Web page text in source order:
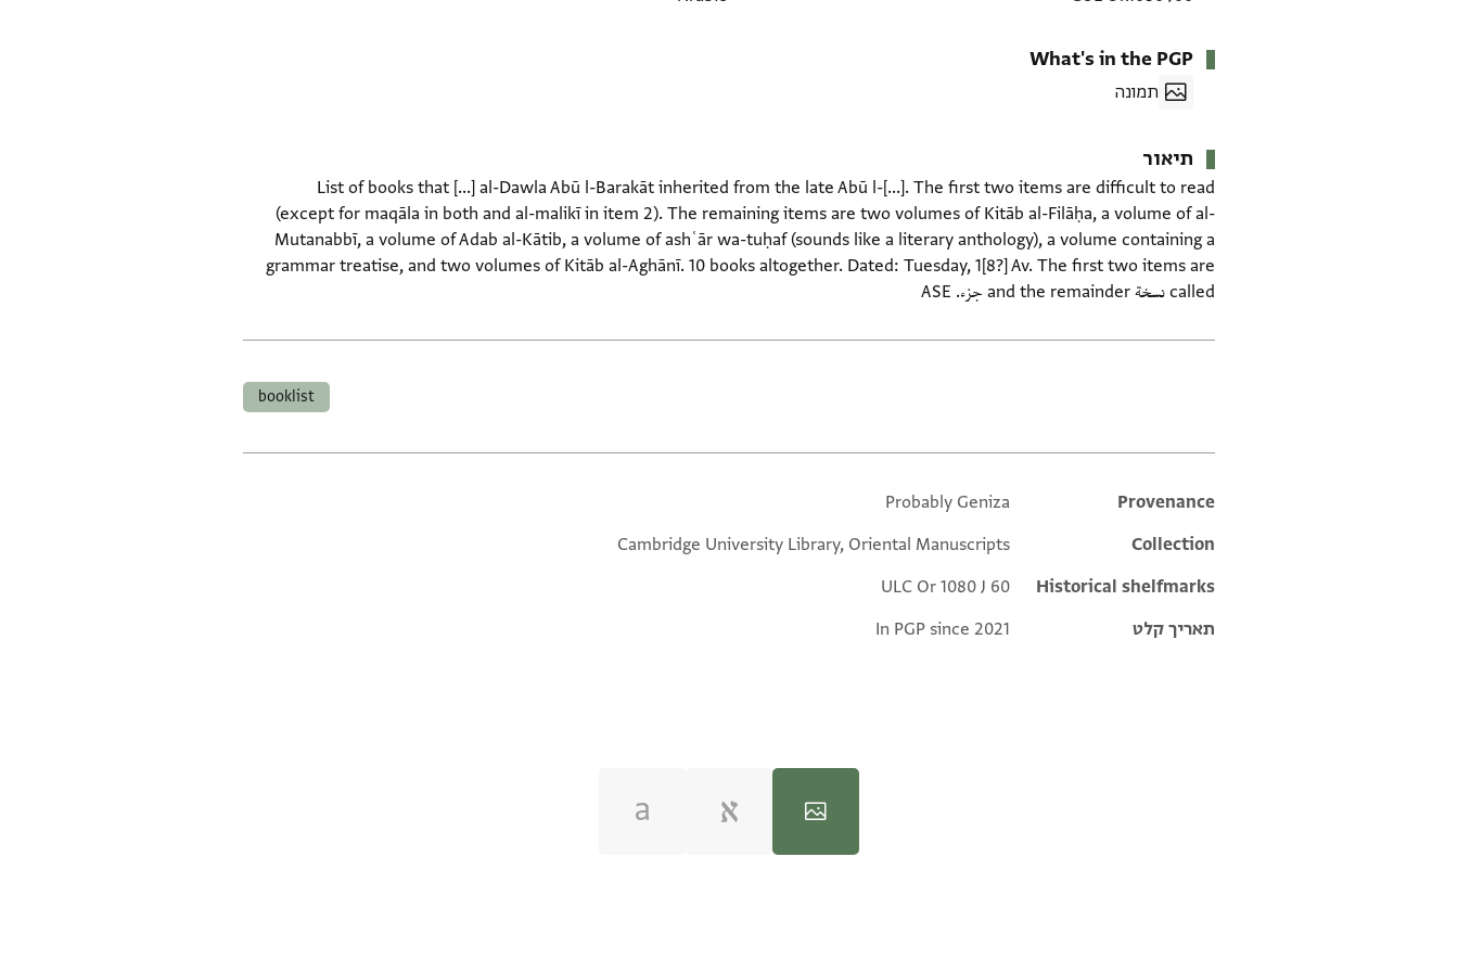
What's in the PGP
תמונה
תיאור
List of books that [...] al-Dawla Abū l-Barakāt inherited from the late Abū l-[...]. The first two items are difficult to read
(except for maqāla in both and al-malikī in item 2). The remaining items are two volumes of Kitāb al-Filāḥa, a volume of al-
Mutanabbī, a volume of Adab al-Kātib, a volume of ashʿār wa-tuḥaf (sounds like a literary anthology), a volume containing a
grammar treatise, and two volumes of Kitāb al-Aghānī. 10 books altogether. Dated: Tuesday, 1[8?] Av. The first two items are
called نسخة and the remainder جزء. ASE
booklist
Additional metadata
Provenance
Probably Geniza
Collection
Cambridge University Library, Oriental Manuscripts
Historical shelfmarks
ULC Or 1080 J 60
תאריך קלט
In PGP since 2021